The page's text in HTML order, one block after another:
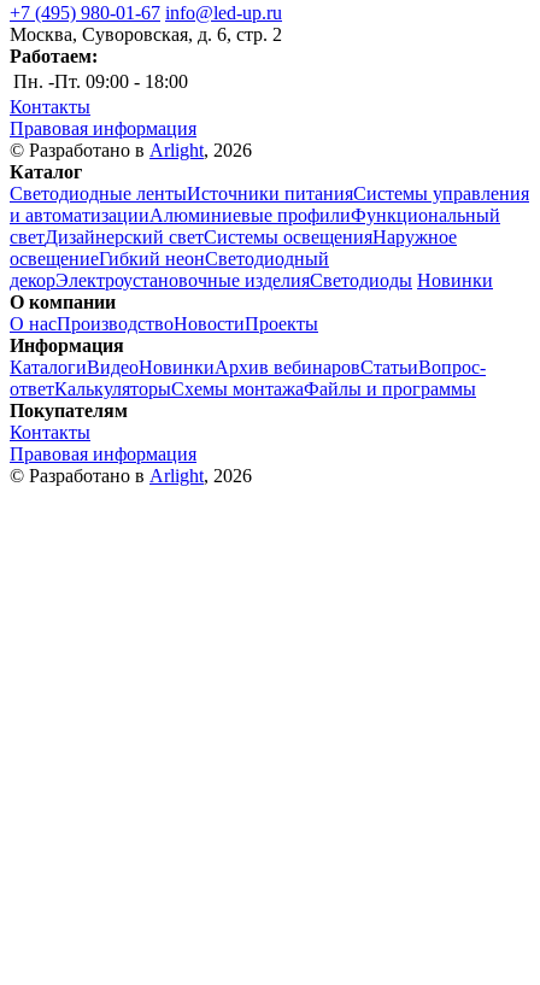
+7 (495) 980-01-67 info@led-up.ru
Москва, Суворовская, д. 6, стр. 2
Работаем:
Пн. -Пт. 09:00 - 18:00
Контакты
Правовая информация
© Разработано в Arlight, 2026
Каталог
Светодиодные лентыИсточники питанияСистемы управления
и автоматизацииАлюминиевые профилиФункциональный
светДизайнерский светСистемы освещенияНаружное
освещениеГибкий неонСветодиодный
декорЭлектроустановочные изделияСветодиоды Новинки
О компании
О насПроизводствоНовостиПроекты
Информация
КаталогиВидеоНовинкиАрхив вебинаровСтатьиВопрос-
ответКалькуляторыСхемы монтажаФайлы и программы
Покупателям
Контакты
Правовая информация
© Разработано в Arlight, 2026